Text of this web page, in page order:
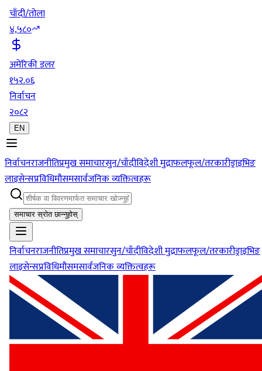
चाँदी/तोला
४,५८०
अमेरिकी डलर
१५२.०६
निर्वाचन
२०८२
EN
निर्वाचनराजनीतिप्रमुख समाचारसुन/चाँदीविदेशी मुद्राफलफूल/तरकारीड्राइभिङ
लाइसेन्सप्रविधिमौसमसार्वजनिक व्यक्तित्वहरू
समाचार स्रोत छान्नुहोस्
निर्वाचनराजनीतिप्रमुख समाचारसुन/चाँदीविदेशी मुद्राफलफूल/तरकारीड्राइभिङ
लाइसेन्सप्रविधिमौसमसार्वजनिक व्यक्तित्वहरू